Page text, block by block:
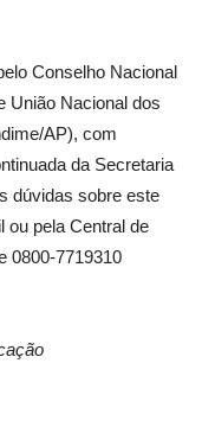
Conselho Nacional
União Nacional dos
AP), com
da Secretaria
dúvidas sobre este
ou pela Central de
0800-7719310